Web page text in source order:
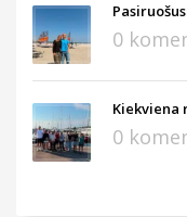
0
Kiekviena
0